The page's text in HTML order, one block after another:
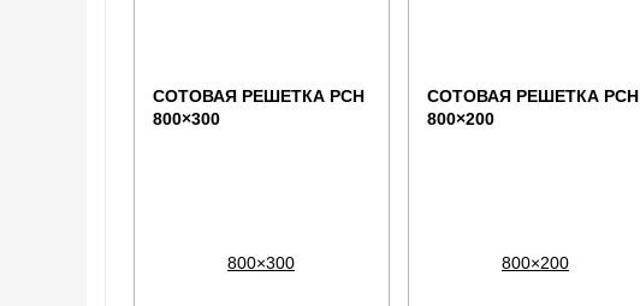
СОТОВАЯ РЕШЕТКА РСН
800×300
СОТОВАЯ РЕШЕТКА РСН
800×200